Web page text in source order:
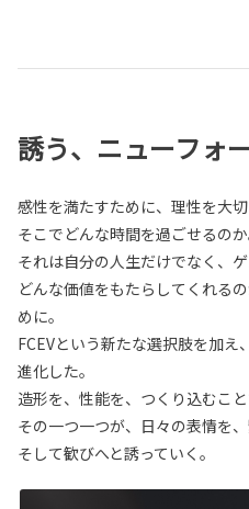
誘う、ニューフォ
感性を満たすために、理性を大切
そこでどんな時間を過ごせるの
それは自分の人生だけでなく、
どんな価値をもたらしてくれる
めに。
FCEVという新たな選択肢を加
進化した。
造形を、性能を、つくり込むこ
その一つ一つが、日々の表情を、
そして歓びへと誘っていく。